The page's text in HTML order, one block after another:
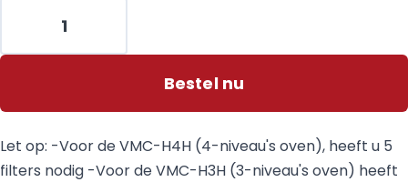
Bestel nu
Let op: -Voor de VMC-H4H (4-niveau's oven), heeft u 5
filters nodig -Voor de VMC-H3H (3-niveau's oven) heeft